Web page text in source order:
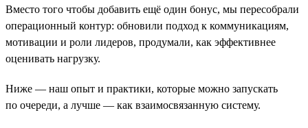
Вместо того чтобы добавить ещё один бонус, мы пересобрали
операционный контур: обновили подход к коммуникациям,
мотивации и роли лидеров, продумали, как эффективнее
оценивать нагрузку.
Ниже — наш опыт и практики, которые можно запускать
по очереди, а лучше — как взаимосвязанную систему.